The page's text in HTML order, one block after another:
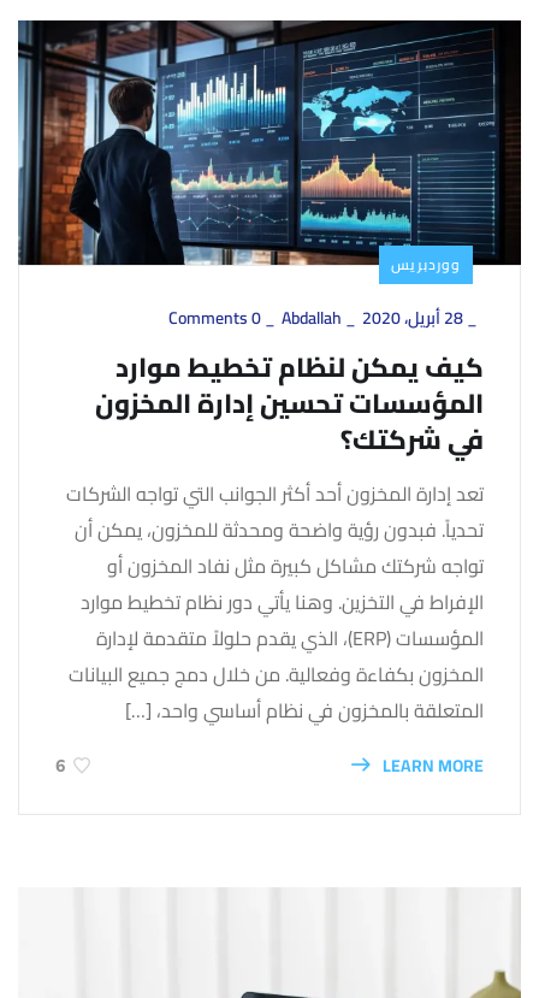
ووردبريس
_28 أبريل، 2020 _
Abdallah
_
0 Comments
كيف يمكن لنظام تخطيط موارد
المؤسسات تحسين إدارة المخزون
في شركتك؟
تعد إدارة المخزون أحد أكثر الجوانب التي تواجه الشركات
تحدياً. فبدون رؤية واضحة ومحدثة للمخزون، يمكن أن
تواجه شركتك مشاكل كبيرة مثل نفاد المخزون أو
الإفراط في التخزين. وهنا يأتي دور نظام تخطيط موارد
المؤسسات (ERP)، الذي يقدم حلولاً متقدمة لإدارة
المخزون بكفاءة وفعالية. من خلال دمج جميع البيانات
المتعلقة بالمخزون في نظام أساسي واحد، […]
LEARN MORE
6